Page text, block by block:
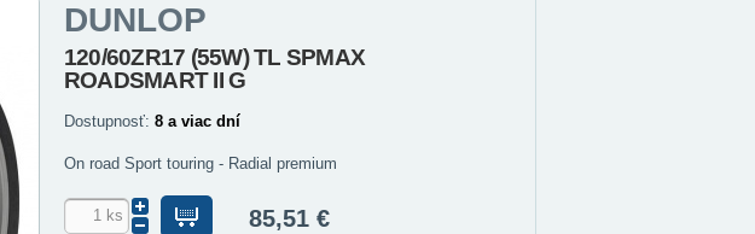
DUNLOP
120/60ZR17 (55W) TL SPMAX
ROADSMART II G
Dostupnosť: 8 a viac dní
On road Sport touring - Radial premium
85,51 €